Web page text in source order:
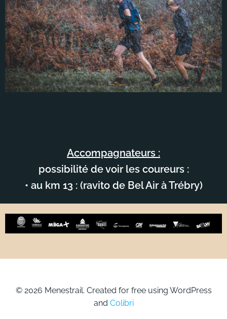
Accompagnateurs :
possibilité de voir les coureurs :
• au km 13 : (ravito de Bel Air à Trébry)
© 2026 Menestrail. Created for free using WordPress
and Colibri